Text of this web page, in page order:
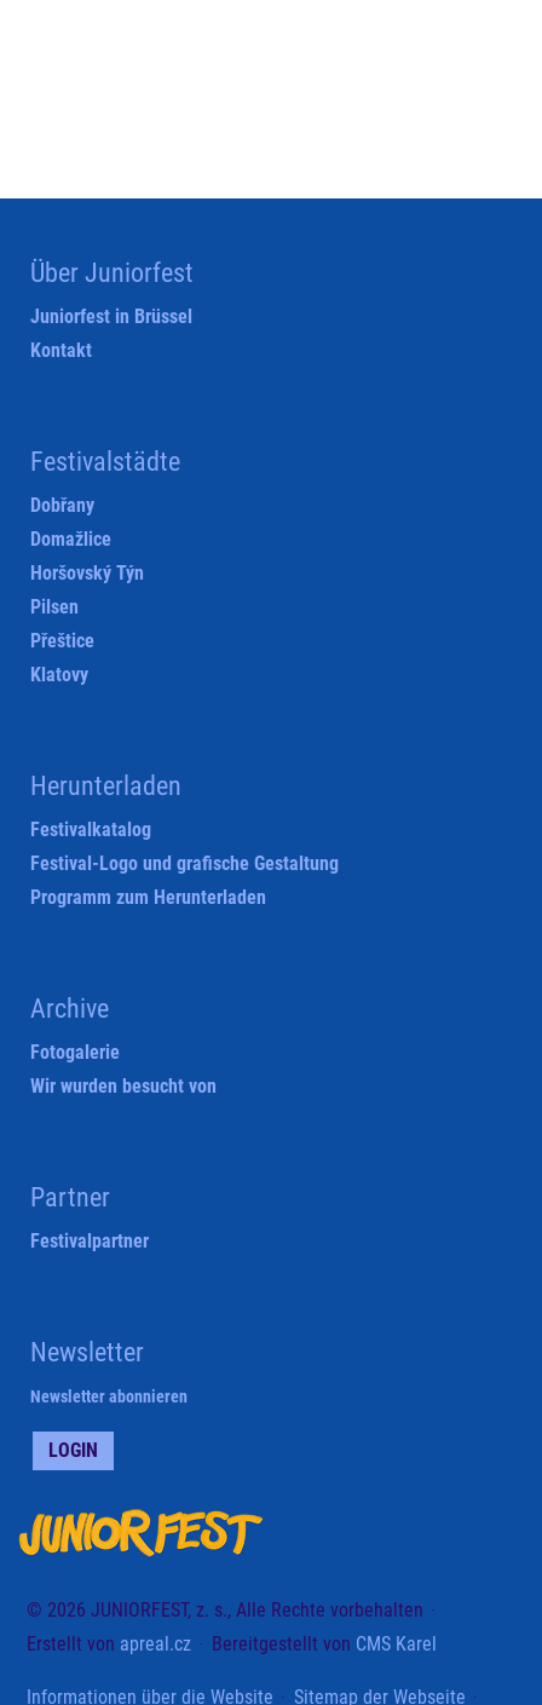
Über Juniorfest
Juniorfest in Brüssel
Kontakt
Festivalstädte
Dobřany
Domažlice
Horšovský Týn
Pilsen
Přeštice
Klatovy
Herunterladen
Festivalkatalog
Festival-Logo und grafische Gestaltung
Programm zum Herunterladen
Archive
Fotogalerie
Wir wurden besucht von
Partner
Festivalpartner
Newsletter
Newsletter abonnieren
LOGIN
© 2026 JUNIORFEST, z. s., Alle Rechte vorbehalten
Erstellt von apreal.cz Bereitgestellt von CMS Karel
Informationen über die Website Sitemap der Webseite